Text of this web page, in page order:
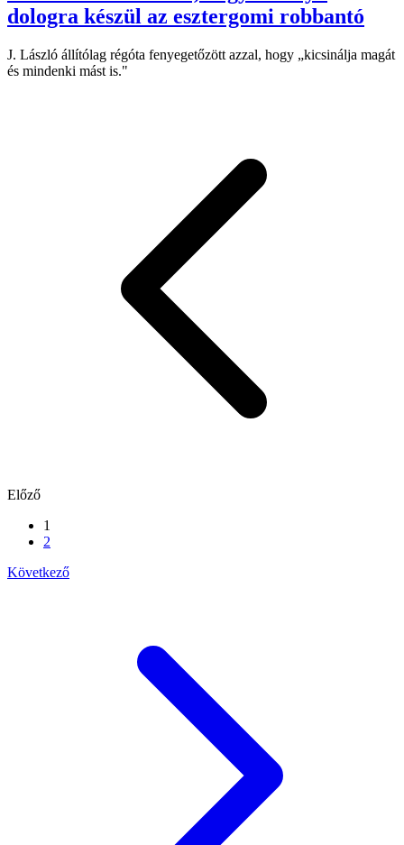
dologra készül az esztergomi robbantó
J. László állítólag régóta fenyegetőzött azzal, hogy „kicsinálja magát
és mindenki mást is."
Előző
1
2
Következő